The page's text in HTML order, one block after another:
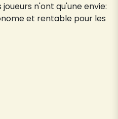
n'ont qu'une envie:
et rentable pour les